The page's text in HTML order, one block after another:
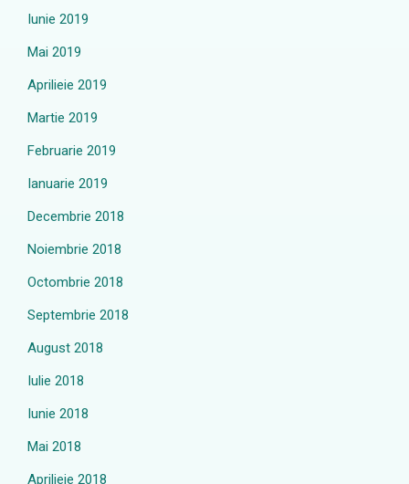
Iunie 2019
Mai 2019
Aprilieie 2019
Martie 2019
Februarie 2019
Ianuarie 2019
Decembrie 2018
Noiembrie 2018
Octombrie 2018
Septembrie 2018
August 2018
Iulie 2018
Iunie 2018
Mai 2018
Aprilieie 2018